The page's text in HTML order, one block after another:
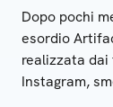
Dopo pochi
esordio
realizzata
Instagram,